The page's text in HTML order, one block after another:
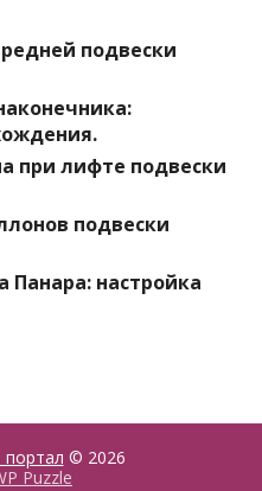
подвески
при лифте подвески
подвески
Панара: настройка
© 2026
Puzzle